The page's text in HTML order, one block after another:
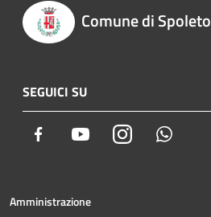
Comune di Spoleto
SEGUICI SU
Facebook YoutubeInstagram
Amministrazione